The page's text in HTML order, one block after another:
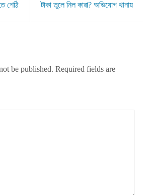
শেঠি
টাকা তুলে নিল কারা? অভিযোগ থানায়
be published. Required fields are